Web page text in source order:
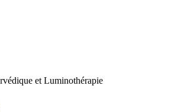
et Luminothérapie